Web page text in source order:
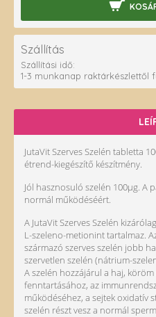
Szállítás
Szállítási idő:
1-3 munkanap raktárkészlettől
JutaVit Szerves Szelén tabletta
étrend-kiegészítő készítmény.
Jól hasznosuló szelén 100µg. A
normál működéséért.
A JutaVit Szerves Szelén
L-szeleno-metionint tartalmaz.
származó szerves szelén jobb
szervetlen szelén (nátrium-
A szelén hozzájárul a haj,
fenntartásához, az
működéséhez, a sejtek oxidatív
szelén részt vesz a normál